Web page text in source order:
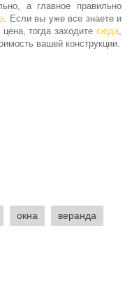
а главное правильно
. Если вы уже все знаете и
тогда заходите сюда,
вашей конструкции.
окна веранда